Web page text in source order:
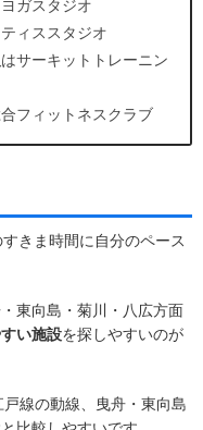
ガスタジオ
ィススタジオ
はサーキットトレーニン
フィットネスクラブ
きま時間に自分のペース
東向島・菊川・八広方面
い施設を探しやすいのが
線の動線、曳舟・東向島